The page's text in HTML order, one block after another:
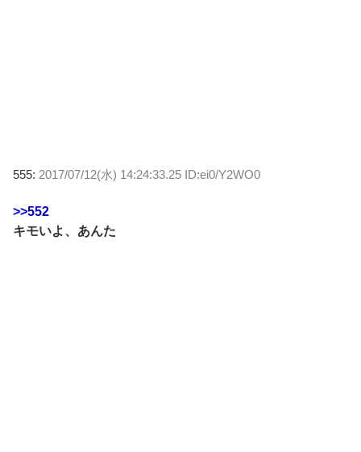
555: 2017/07/12(水) 14:24:33.25 ID:ei0/Y2WO0
>>552
キモいよ、あんた